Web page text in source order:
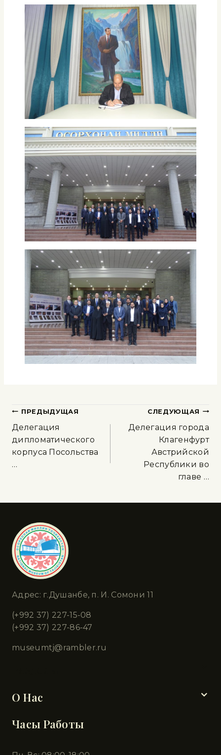
ПРЕДЫДУЩАЯ
Делегация
дипломатического
корпуса Посольства
…
СЛЕДУЮЩАЯ
Делегация города
Клагенфурт
Австрийской
Республики во
главе …
Адрес: г.Душанбе, п. И. Сомони 11
(+992 37) 227-15-08
(+992 37) 227-86-47
museumtj@rambler.ru
О Нас
Часы Работы